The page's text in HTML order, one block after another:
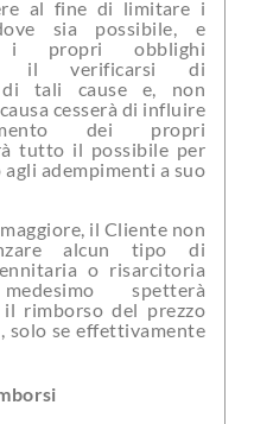
al fine di limitare i
sia possibile, e
i propri obblighi
il verificarsi di
di tali cause e, non
cesserà di influire
dei propri
tutto il possibile per
agli adempimenti a suo
alcun tipo di
o risarcitoria
spetterà
il rimborso del prezzo
solo se effettivamente